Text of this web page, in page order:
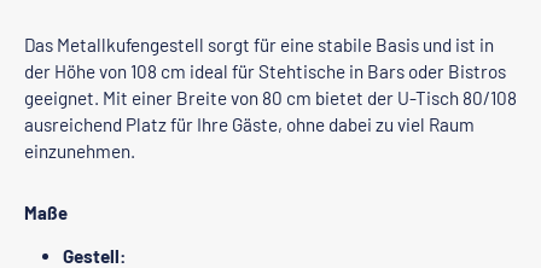
Das Metallkufengestell sorgt für eine stabile Basis und ist in
der Höhe von 108 cm ideal für Stehtische in Bars oder Bistros
geeignet. Mit einer Breite von 80 cm bietet der U-Tisch 80/108
ausreichend Platz für Ihre Gäste, ohne dabei zu viel Raum
einzunehmen.
Maße
Gestell: